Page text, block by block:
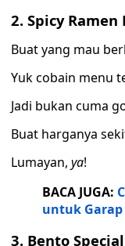
2. Spicy Ramen
Buat yang mau
Yuk cobain menu
Jadi bukan cuma
Buat harganya
Lumayan, ya!
BACA JUGA:
untuk Garap
3. Bento